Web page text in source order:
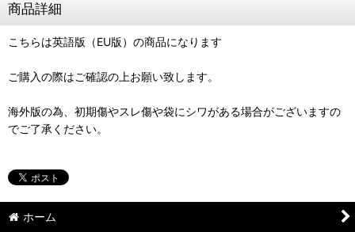
商品詳細
こちらは英語版（EU版）の商品になります
ご購入の際はご確認の上お願い致します。
海外版の為、初期傷やスレ傷や袋にシワがある場合がございますの
でご了承ください。
ホーム